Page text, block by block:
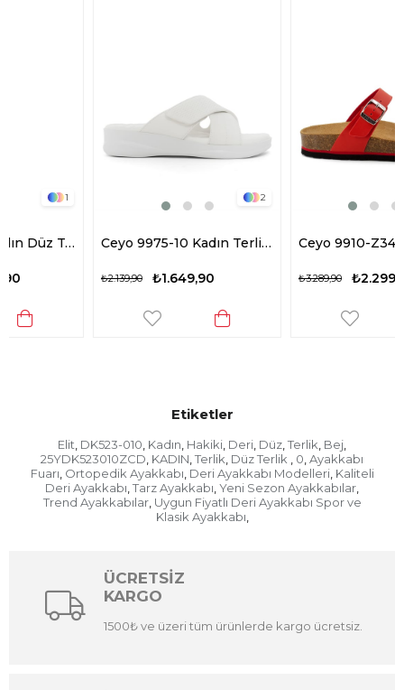
Ceyo 9975-10 Kadın Terlik Beyaz
₺1.649,90
Ceyo 9910-Z34 Kadın Terlik Kırmızı
₺2.299,90
Etiketler
Elit DK523-010 Kadın Hakiki Deri Düz Terlik Bej
25YDK523010ZCD KADIN Terlik Düz Terlik 0 Ayakkabı
Fuarı Ortopedik Ayakkabı Deri Ayakkabı Modelleri, Kaliteli
Deri Ayakkabı Tarz Ayakkabı Yeni Sezon Ayakkabılar
Trend Ayakkabılar, Uygun Fiyatlı Deri Ayakkabı Spor ve
Klasik Ayakkabı
ÜCRETSİZ
KARGO
1500₺ ve üzeri tüm ürünlerde kargo ücretsiz.